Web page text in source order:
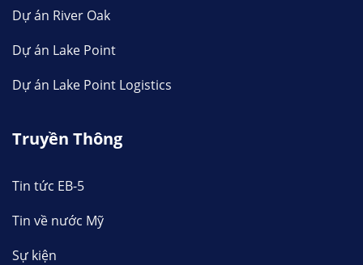
Dự án River Oak
Dự án Lake Point
Dự án Lake Point Logistics
Truyền Thông
Tin tức EB-5
Tin về nước Mỹ
Sự kiện